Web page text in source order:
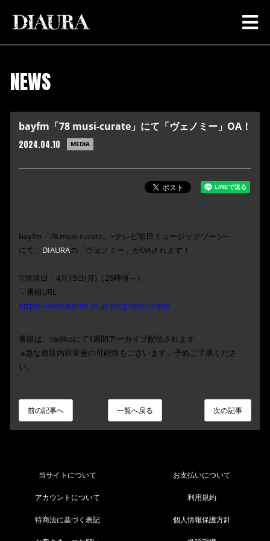
NEWS
bayfm「78 musi-curate」にて「ヴェノミー」OA！
2024.04.10 MEDIA
bayfm「78 musi-curate」~テレビ朝日ミュージックゾーン~
にて、 DIAURAの「ヴェノミー」がOAされます！
▽放送日：4月15日(月)（26時頃～）
▽番組URL
https://www.bayfm.co.jp/program/curate/
番組は、radikoにて1週間アーカイブ配信されます
※急な放送内容変更の可能性もございます。予めご了承くださ
い。
次の記事
一覧へ戻る
前の記事へ
当サイトについて お支払いについて
アカウントについて 利用規約
特商法に基づく表記 個人情報保護方針